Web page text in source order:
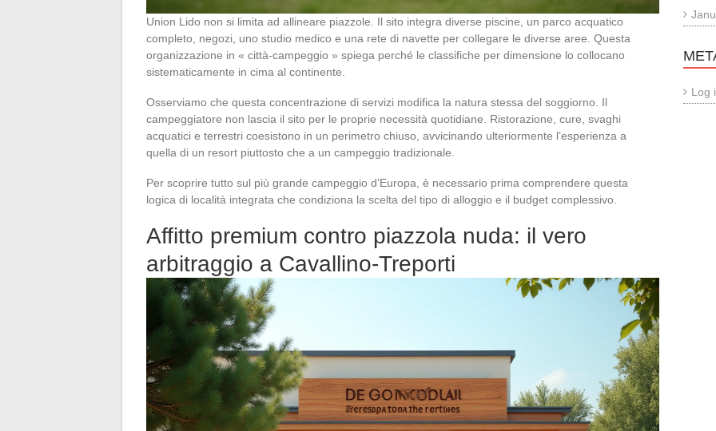
Union Lido non si limita ad allineare piazzole. Il sito integra diverse piscine, un parco acquatico
completo, negozi, uno studio medico e una rete di navette per collegare le diverse aree. Questa
organizzazione in « città-campeggio » spiega perché le classifiche per dimensione lo collocano
sistematicamente in cima al continente.
Osserviamo che questa concentrazione di servizi modifica la natura stessa del soggiorno. Il
campeggiatore non lascia il sito per le proprie necessità quotidiane. Ristorazione, cure, svaghi
acquatici e terrestri coesistono in un perimetro chiuso, avvicinando ulteriormente l’esperienza a
quella di un resort piuttosto che a un campeggio tradizionale.
Per scoprire tutto sul più grande campeggio d’Europa, è necessario prima comprendere questa
logica di località integrata che condiziona la scelta del tipo di alloggio e il budget complessivo.
Affitto premium contro piazzola nuda: il vero
arbitraggio a Cavallino-Treporti
Log